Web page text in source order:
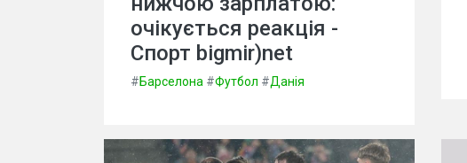
очікується реакція -
Спорт bigmir)net
#Барселона #Футбол #Данія